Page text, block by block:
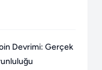
Devrimi: Gerçek